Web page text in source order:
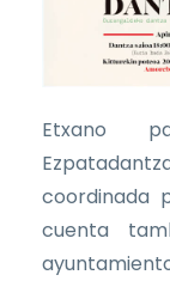
Etxano
coordinada
cuenta